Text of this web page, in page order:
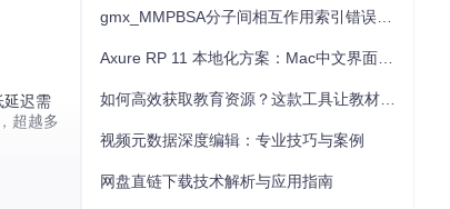
延迟需
超越多
数据
当于
视频元数据深度编辑：专业技巧与案例
网盘直链下载技术解析与应用指南